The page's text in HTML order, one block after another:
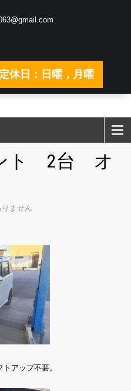
休日：日曜，月曜
ト 2台 オ
ません
アップ不要。